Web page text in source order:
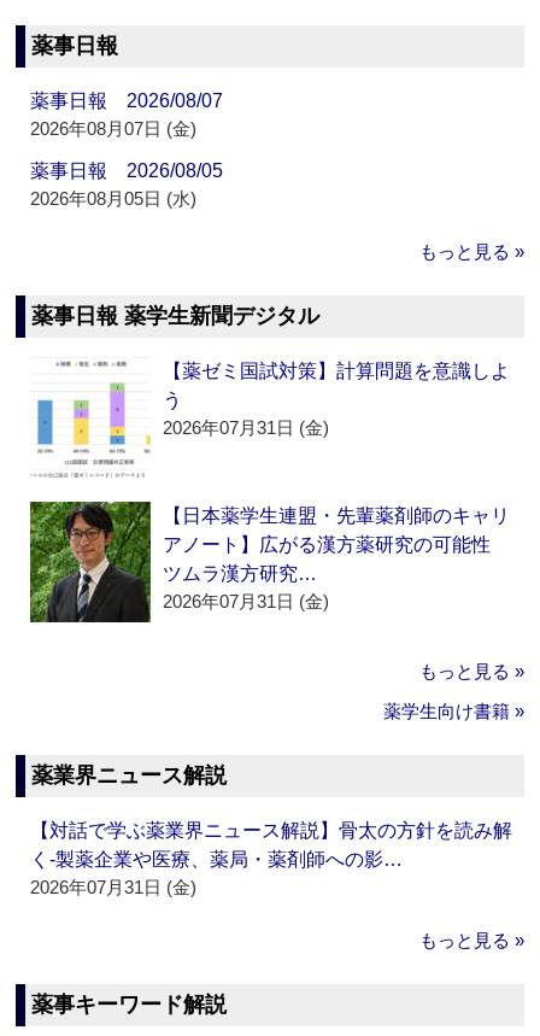
薬事日報
薬事日報 2026/08/07
2026年08月07日 (金)
薬事日報 2026/08/05
2026年08月05日 (水)
もっと見る »
薬事日報 薬学生新聞デジタル
【薬ゼミ国試対策】計算問題を意識しよ
う
2026年07月31日 (金)
【日本薬学生連盟・先輩薬剤師のキャリ
アノート】広がる漢方薬研究の可能性
ツムラ漢方研究…
2026年07月31日 (金)
もっと見る »
薬学生向け書籍 »
薬業界ニュース解説
【対話で学ぶ薬業界ニュース解説】骨太の方針を読み解
く‐製薬企業や医療、薬局・薬剤師への影…
2026年07月31日 (金)
もっと見る »
薬事キーワード解説